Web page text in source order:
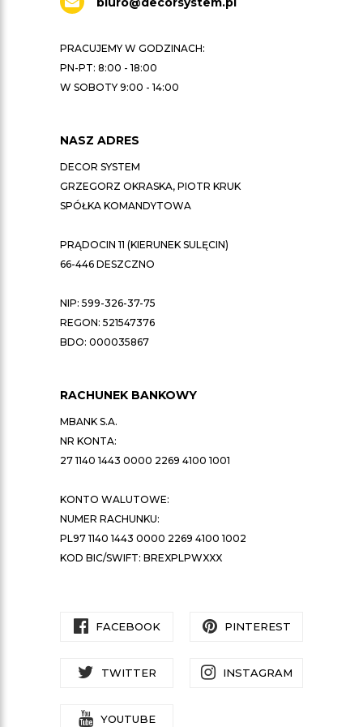
PRACUJEMY W GODZINACH:
PN-PT: 8:00 - 18:00
W SOBOTY 9:00 - 14:00
NASZ ADRES
DECOR SYSTEM
GRZEGORZ OKRASKA, PIOTR KRUK
SPÓŁKA KOMANDYTOWA
PRĄDOCIN 11 (KIERUNEK SULĘCIN)
66-446 DESZCZNO
NIP: 599-326-37-75
REGON: 521547376
BDO: 000035867
RACHUNEK BANKOWY
MBANK S.A.
NR KONTA:
27 1140 1443 0000 2269 4100 1001
KONTO WALUTOWE:
NUMER RACHUNKU:
PL97 1140 1443 0000 2269 4100 1002
KOD BIC/SWIFT: BREXPLPWXXX
FACEBOOK PINTEREST
TWITTER INSTAGRAM
YOUTUBE